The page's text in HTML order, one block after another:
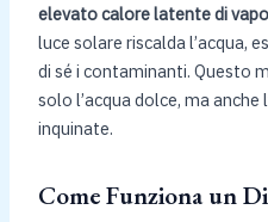
elevato calore latente di
luce solare riscalda l’acqua,
di sé i contaminanti. Questo
solo l’acqua dolce, ma anche
inquinate.
Come Funziona un